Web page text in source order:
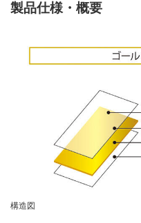
製品仕様・概要
構造図